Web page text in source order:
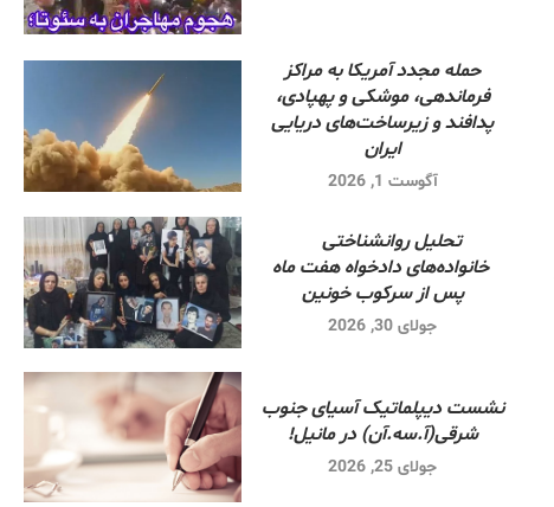
حمله مجدد آمریکا به مراکز
فرماندهی، موشکی و پهپادی،
پدافند و زیرساخت‌های دریایی
ایران
آگوست 1, 2026
تحلیل روانشناختی
خانواده‌های دادخواه هفت ماه
پس از سرکوب خونین
جولای 30, 2026
نشست دیپلماتیک آسیای جنوب
شرقی‌(آ.سه.آن) در مانیل!
جولای 25, 2026